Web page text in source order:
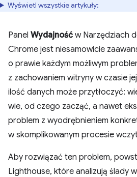
Wyświetl wszystkie artykuły:
Panel Wydajność w Narzędziach
Chrome jest niesamowicie
o prawie każdym możliwym
z zachowaniem witryny w czasie
ilość danych może przytłoczyć:
wie, od czego zacząć, a nawet
problem z wyodrębnieniem
w skomplikowanym procesie
Aby rozwiązać ten problem,
Lighthouse, które analizują ślady